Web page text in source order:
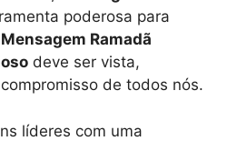
poderosa para
Mensagem Ramadã
deve ser vista,
de todos nós.
líderes com uma